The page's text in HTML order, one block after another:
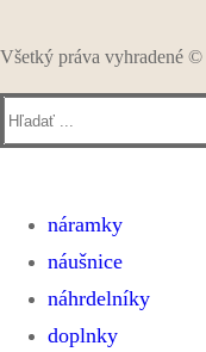
Všetký práva vyhradené
Hľadať:
náramky
ELASTICKÉ
KOŽENÉ
náušnice
náhrdelníky
doplnky